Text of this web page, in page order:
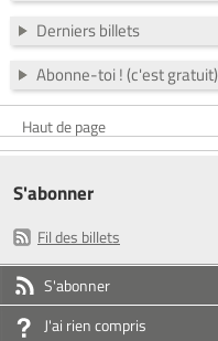
Derniers billets
Abonne-toi ! (c'est gratuit)
Haut de page
S'abonner
Fil des billets
S'abonner
J'ai rien compris